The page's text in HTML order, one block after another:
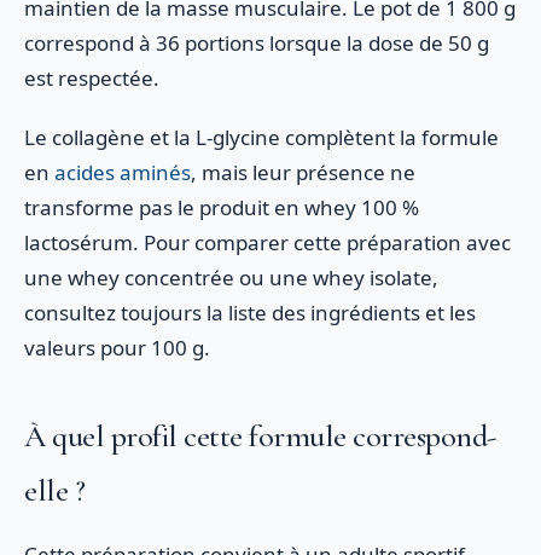
maintien de la masse musculaire. Le pot de 1 800 g
correspond à 36 portions lorsque la dose de 50 g
est respectée.
Le collagène et la L-glycine complètent la formule
en acides aminés, mais leur présence ne
transforme pas le produit en whey 100 %
lactosérum. Pour comparer cette préparation avec
une whey concentrée ou une whey isolate,
consultez toujours la liste des ingrédients et les
valeurs pour 100 g.
À quel profil cette formule correspond-
elle ?